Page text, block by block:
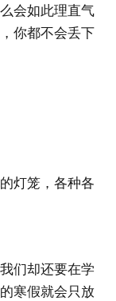
会如此理直气
你都不会丢下
灯笼，各种各
们却还要在学
寒假就会只放